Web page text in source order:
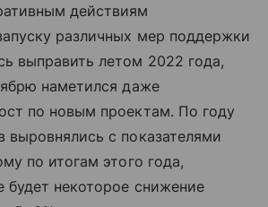
действиям
различных мер поддержки
выправить летом 2022 года,
наметился даже
по новым проектам. По году
выровнялись с показателями
по итогам этого года,
будет некоторое снижение